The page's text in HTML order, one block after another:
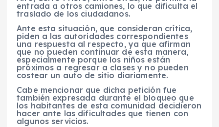
entrada a otros camiones, lo que dificulta el
traslado de los ciudadanos.
Ante esta situación, que consideran crítica,
piden a las autoridades correspondientes
una respuesta al respecto, ya que afirman
que no pueden continuar de esta manera,
especialmente porque los niños están
próximos a regresar a clases y no pueden
costear un auto de sitio diariamente.
Cabe mencionar que dicha petición fue
también expresada durante el bloqueo que
los habitantes de esta comunidad decidieron
hacer ante las dificultades que tienen con
algunos servicios.